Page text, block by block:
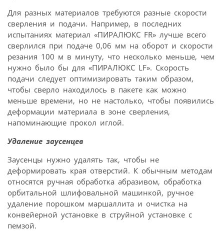
Для разных материалов требуются разные скорости
сверления и подачи. Например, в последних
испытаниях материал «ПИРАЛЮКС FR» лучше всего
сверлился при подаче 0,06 мм на оборот и скорости
резания 100 м в минуту, что несколько меньше, чем
нужно было бы для «ПИРАЛЮКС LF». Скорость
подачи следует оптимизировать таким образом,
чтобы сверло находилось в пакете как можно
меньше времени, но не настолько, чтобы появились
деформации материала в зоне сверления,
напоминающие прокол иглой.
Удаление заусенцев
Заусенцы нужно удалять так, чтобы не
деформировать края отверстий. К обычным методам
относятся ручная обработка абразивом, обработка
орбитальной шлифовальной машинкой, ручное
удаление порошком маршаллита и очистка на
конвейерной установке в струйной установке с
пемзой.